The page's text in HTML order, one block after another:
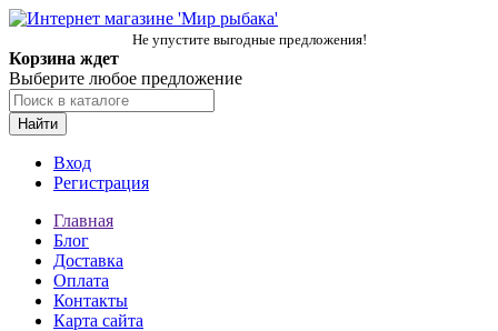
Не упустите выгодные предложения!
Корзина ждет
Выберите любое предложение
Найти
Вход
Регистрация
Главная
Блог
Доставка
Оплата
Контакты
Карта сайта